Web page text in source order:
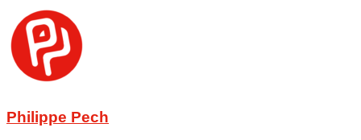
Aller
au
contenu
Philippe Pech